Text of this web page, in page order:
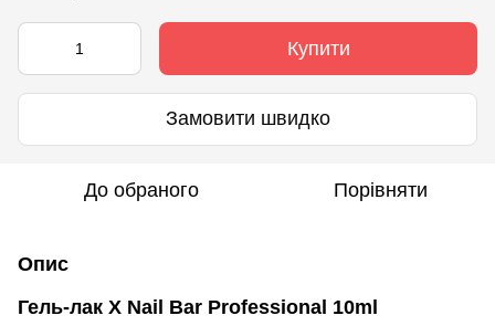
Купити
Замовити швидко
До обраного Порівняти
Опис
Гель-лак X Nail Bar Professional 10ml